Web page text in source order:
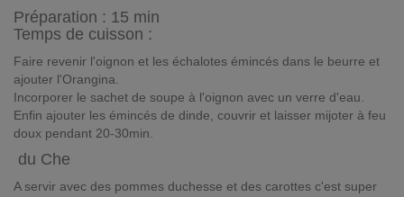
Préparation : 15 min
Temps de cuisson :
Faire revenir l'oignon et les échalotes émincés dans le beurre et
ajouter l'Orangina.
Incorporer le sachet de soupe à l'oignon avec un verre d'eau.
Enfin ajouter les émincés de dinde, couvrir et laisser mijoter à feu
doux pendant 20-30min.
du Che
A servir avec des pommes duchesse et des carottes c'est super